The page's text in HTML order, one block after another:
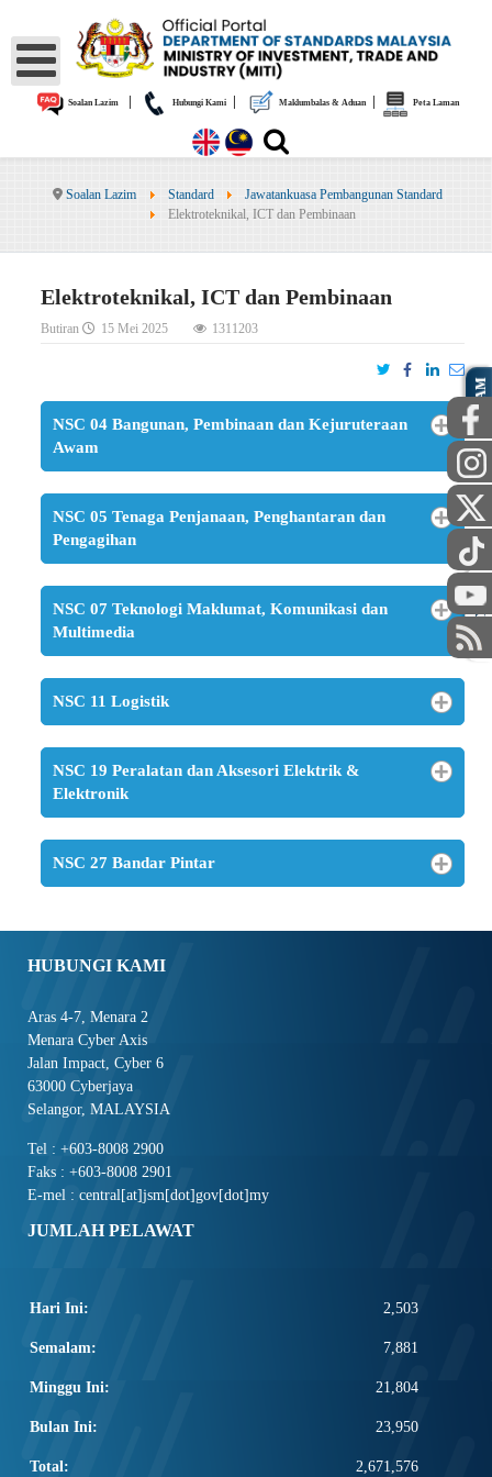
Soalan Lazim| Hubungi Kami| Maklumbalas & Aduan| Peta Laman
Soalan Lazim Standard
Jawatankuasa Pembangunan Standard
Elektroteknikal, ICT dan Pembinaan
Elektroteknikal, ICT dan Pembinaan
Butiran 15 Mei 2025 1311203
NSC 04 Bangunan, Pembinaan dan Kejuruteraan
Awam
NSC 05 Tenaga Penjanaan, Penghantaran dan
Pengagihan
NSC 07 Teknologi Maklumat, Komunikasi dan
Multimedia
NSC 11 Logistik
NSC 19 Peralatan dan Aksesori Elektrik &
Elektronik
NSC 27 Bandar Pintar
HUBUNGI KAMI
Aras 4-7, Menara 2
Menara Cyber Axis
Jalan Impact, Cyber 6
63000 Cyberjaya
Selangor, MALAYSIA
Tel : +603-8008 2900
Faks : +603-8008 2901
E-mel : central[at]jsm[dot]gov[dot]my
JUMLAH PELAWAT
Hari Ini: 2,503
Semalam: 7,881
Minggu Ini: 21,804
Bulan Ini: 23,950
Total: 2,671,576
AWAM
STAF